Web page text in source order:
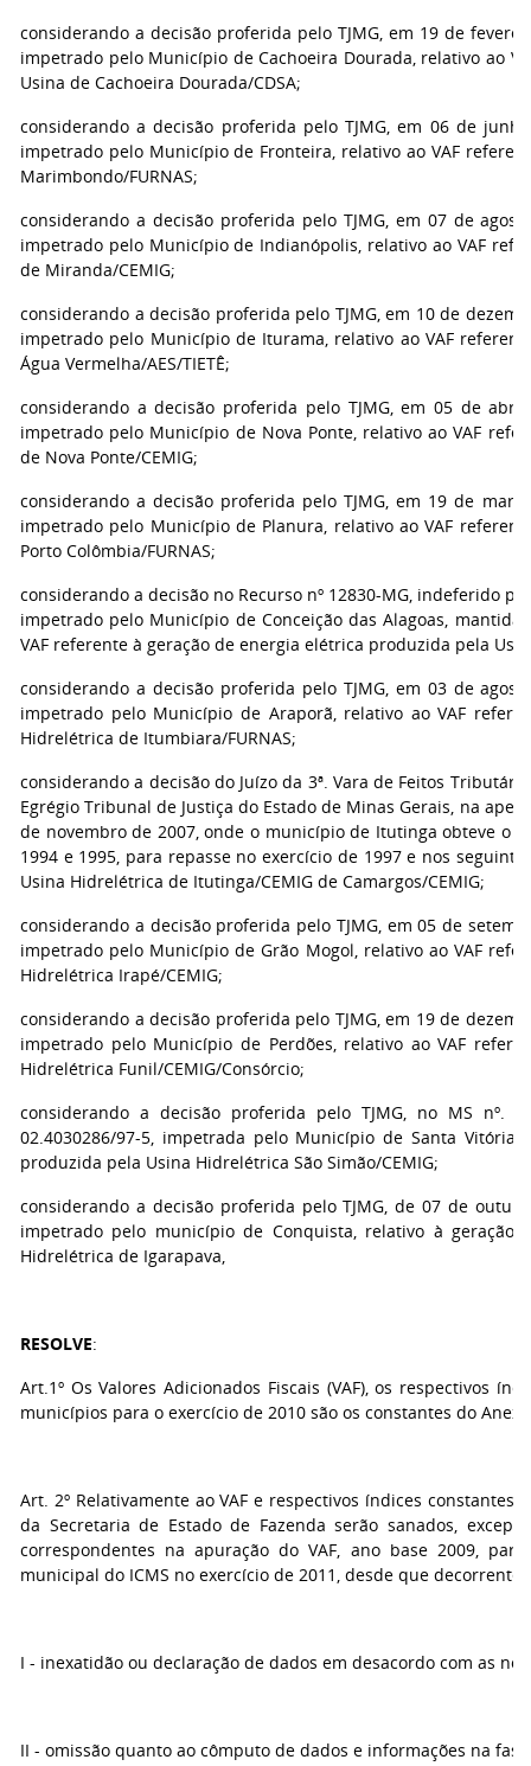
considerando a decisão proferida pelo TJMG, em 19 de
impetrado pelo Município de Cachoeira Dourada, relativo ao
Usina de Cachoeira Dourada/CDSA;
considerando a decisão proferida pelo TJMG, em 06 de
impetrado pelo Município de Fronteira, relativo ao VAF
Marimbondo/FURNAS;
considerando a decisão proferida pelo TJMG, em 07 de
impetrado pelo Município de Indianópolis, relativo ao VAF
de Miranda/CEMIG;
considerando a decisão proferida pelo TJMG, em 10 de
impetrado pelo Município de Iturama, relativo ao VAF
Água Vermelha/AES/TIETÊ;
considerando a decisão proferida pelo TJMG, em 05 de
impetrado pelo Município de Nova Ponte, relativo ao VAF
de Nova Ponte/CEMIG;
considerando a decisão proferida pelo TJMG, em 19 de
impetrado pelo Município de Planura, relativo ao VAF
Porto Colômbia/FURNAS;
considerando a decisão no Recurso nº 12830-MG, indeferido
impetrado pelo Município de Conceição das Alagoas,
VAF referente à geração de energia elétrica produzida pela
considerando a decisão proferida pelo TJMG, em 03 de
impetrado pelo Município de Araporã, relativo ao VAF
Hidrelétrica de Itumbiara/FURNAS;
considerando a decisão do Juízo da 3ª. Vara de Feitos
Egrégio Tribunal de Justiça do Estado de Minas Gerais, na
de novembro de 2007, onde o município de Itutinga obteve o
1994 e 1995, para repasse no exercício de 1997 e nos
Usina Hidrelétrica de Itutinga/CEMIG de Camargos/CEMIG;
considerando a decisão proferida pelo TJMG, em 05 de
impetrado pelo Município de Grão Mogol, relativo ao VAF
Hidrelétrica Irapé/CEMIG;
considerando a decisão proferida pelo TJMG, em 19 de
impetrado pelo Município de Perdões, relativo ao VAF
Hidrelétrica Funil/CEMIG/Consórcio;
considerando a decisão proferida pelo TJMG, no MS nº.
02.4030286/97-5, impetrada pelo Município de Santa
produzida pela Usina Hidrelétrica São Simão/CEMIG;
considerando a decisão proferida pelo TJMG, de 07 de
impetrado pelo município de Conquista, relativo à
Hidrelétrica de Igarapava,
RESOLVE:
Art.1º Os Valores Adicionados Fiscais (VAF), os respectivos
municípios para o exercício de 2010 são os constantes do
Art. 2º Relativamente ao VAF e respectivos índices
da Secretaria de Estado de Fazenda serão sanados,
correspondentes na apuração do VAF, ano base 2009,
municipal do ICMS no exercício de 2011, desde que
I - inexatidão ou declaração de dados em desacordo com as
II - omissão quanto ao cômputo de dados e informações na